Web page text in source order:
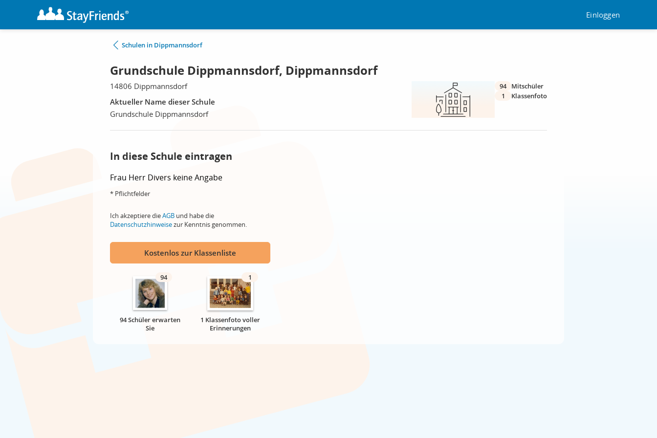
Einloggen
Schulen in Dippmannsdorf
Grundschule Dippmannsdorf, Dippmannsdorf
14806 Dippmannsdorf
Aktueller Name dieser Schule
Grundschule Dippmannsdorf
94
Mitschüler
1
Klassenfoto
In diese Schule eintragen
Frau Herr Divers keine Angabe
* Pflichtfelder
Ich akzeptiere dieAGB und habe die
Datenschutzhinweisezur Kenntnis genommen.
Kostenlos zur Klassenliste
94
94 Schüler erwarten
Sie
1
1 Klassenfoto voller
Erinnerungen